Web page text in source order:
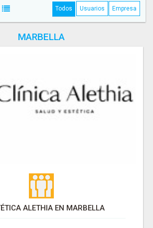
Todos Usuarios Empresa
MARBELLA
ALETHIA EN MARBELLA